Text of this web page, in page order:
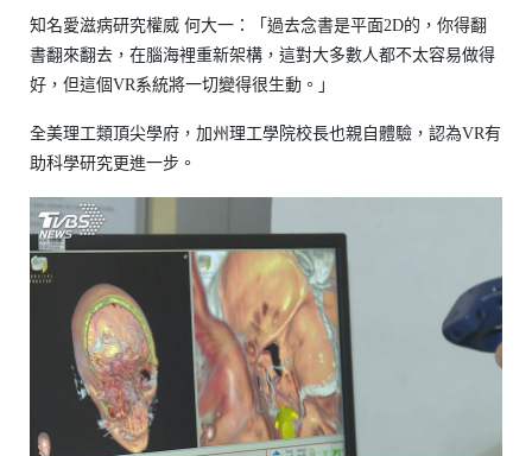
知名愛滋病研究權威 何大一：「過去念書是平面2D的，你得翻
書翻來翻去，在腦海裡重新架構，這對大多數人都不太容易做得
好，但這個VR系統將一切變得很生動。」
全美理工類頂尖學府，加州理工學院校長也親自體驗，認為VR有
助科學研究更進一步。